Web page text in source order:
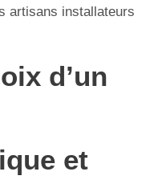
artisans installateurs
d’un
et